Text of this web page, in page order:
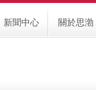
關於思渤
新聞中心